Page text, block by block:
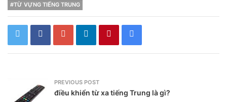
#TỪ VỰNG TIẾNG TRUNG
PREVIOUS POST
điều khiển từ xa tiếng Trung là gì?